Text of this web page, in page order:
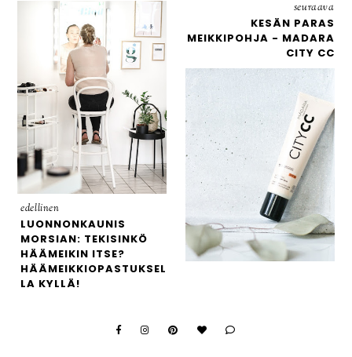
edellinen
LUONNONKAUNIS
MORSIAN: TEKISINKÖ
HÄÄMEIKIN ITSE?
HÄÄMEIKKIOPASTUKSEL
LA KYLLÄ!
seuraava
KESÄN PARAS
MEIKKIPOHJA - MADARA
CITY CC